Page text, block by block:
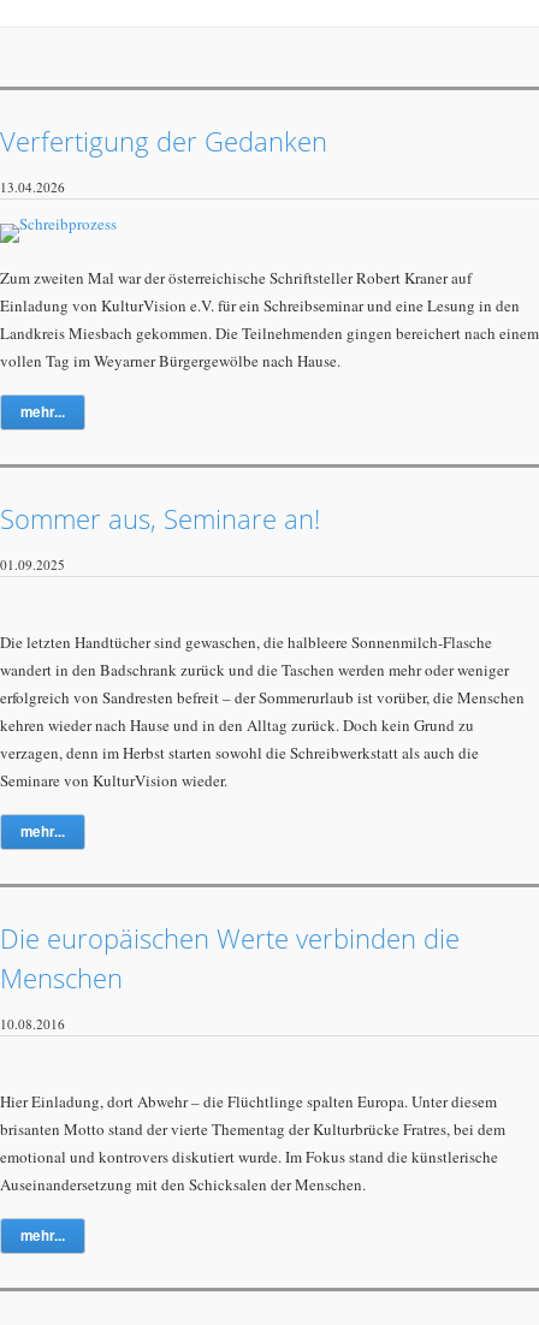
Verfertigung der Gedanken
13.04.2026
Zum zweiten Mal war der österreichische Schriftsteller Robert Kraner auf
Einladung von KulturVision e.V. für ein Schreibseminar und eine Lesung in den
Landkreis Miesbach gekommen. Die Teilnehmenden gingen bereichert nach einem
vollen Tag im Weyarner Bürgergewölbe nach Hause.
mehr...
Sommer aus, Seminare an!
01.09.2025
Die letzten Handtücher sind gewaschen, die halbleere Sonnenmilch-Flasche
wandert in den Badschrank zurück und die Taschen werden mehr oder weniger
erfolgreich von Sandresten befreit – der Sommerurlaub ist vorüber, die Menschen
kehren wieder nach Hause und in den Alltag zurück. Doch kein Grund zu
verzagen, denn im Herbst starten sowohl die Schreibwerkstatt als auch die
Seminare von KulturVision wieder.
mehr...
Die europäischen Werte verbinden die
Menschen
10.08.2016
Hier Einladung, dort Abwehr – die Flüchtlinge spalten Europa. Unter diesem
brisanten Motto stand der vierte Thementag der Kulturbrücke Fratres, bei dem
emotional und kontrovers diskutiert wurde. Im Fokus stand die künstlerische
Auseinandersetzung mit den Schicksalen der Menschen.
mehr...